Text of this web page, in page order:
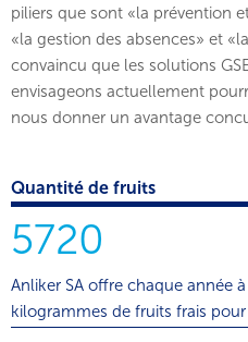
piliers que sont «la prévention
«la gestion des absences» et
convaincu que les solutions
envisageons actuellement
nous donner un avantage
Quantité de fruits
5720
Anliker SA offre chaque année
kilogrammes de fruits frais